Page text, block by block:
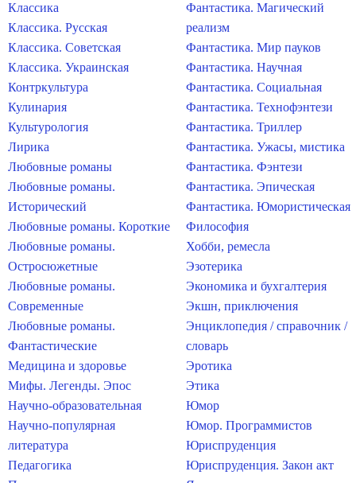
Классика
Классика. Русская
Классика. Советская
Классика. Украинская
Контркультура
Кулинария
Культурология
Лирика
Любовные романы
Любовные романы.
Исторический
Любовные романы. Короткие
Любовные романы.
Остросюжетные
Любовные романы.
Современные
Любовные романы.
Фантастические
Медицина и здоровье
Мифы. Легенды. Эпос
Научно-образовательная
Научно-популярная
литература
Педагогика
Фантастика. Магический
реализм
Фантастика. Мир пауков
Фантастика. Научная
Фантастика. Социальная
Фантастика. Технофэнтези
Фантастика. Триллер
Фантастика. Ужасы, мистика
Фантастика. Фэнтези
Фантастика. Эпическая
Фантастика. Юмористическая
Философия
Хобби, ремесла
Эзотерика
Экономика и бухгалтерия
Экшн, приключения
Энциклопедия / справочник /
словарь
Эротика
Этика
Юмор
Юмор. Программистов
Юриспруденция
Юриспруденция. Закон акт